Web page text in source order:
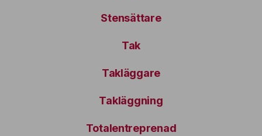
Stensättare
Tak
Takläggare
Takläggning
Totalentreprenad